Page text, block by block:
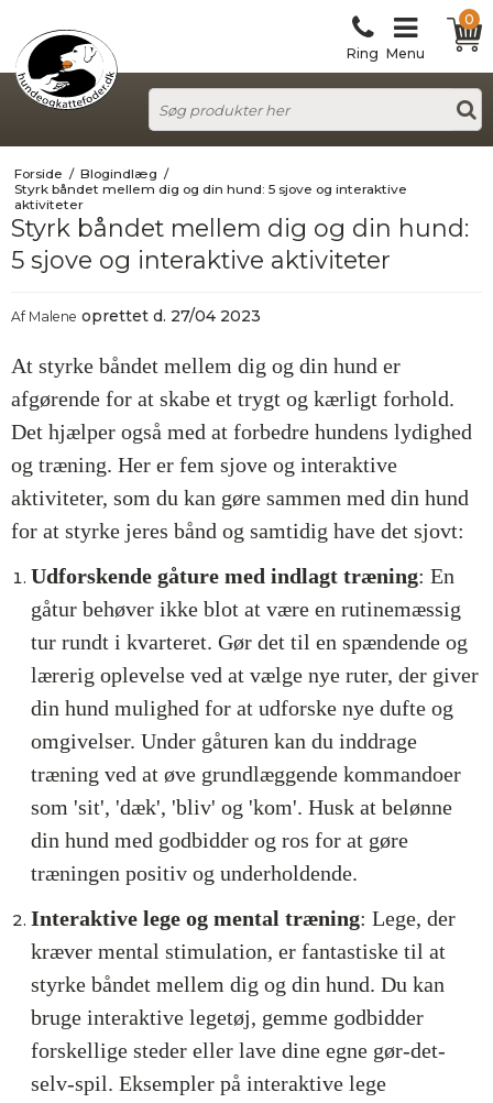
Ring Menu
0
Forside / Blogindlæg /
Styrk båndet mellem dig og din hund: 5 sjove og interaktive
aktiviteter
Styrk båndet mellem dig og din hund:
5 sjove og interaktive aktiviteter
Af Malene oprettet d. 27/04 2023
At styrke båndet mellem dig og din hund er
afgørende for at skabe et trygt og kærligt forhold.
Det hjælper også med at forbedre hundens lydighed
og træning. Her er fem sjove og interaktive
aktiviteter, som du kan gøre sammen med din hund
for at styrke jeres bånd og samtidig have det sjovt:
Udforskende gåture med indlagt træning: En
gåtur behøver ikke blot at være en rutinemæssig
tur rundt i kvarteret. Gør det til en spændende og
lærerig oplevelse ved at vælge nye ruter, der giver
din hund mulighed for at udforske nye dufte og
omgivelser. Under gåturen kan du inddrage
træning ved at øve grundlæggende kommandoer
som 'sit', 'dæk', 'bliv' og 'kom'. Husk at belønne
din hund med godbidder og ros for at gøre
træningen positiv og underholdende.
Interaktive lege og mental træning: Lege, der
kræver mental stimulation, er fantastiske til at
styrke båndet mellem dig og din hund. Du kan
bruge interaktive legetøj, gemme godbidder
forskellige steder eller lave dine egne gør-det-
selv-spil. Eksempler på interaktive lege